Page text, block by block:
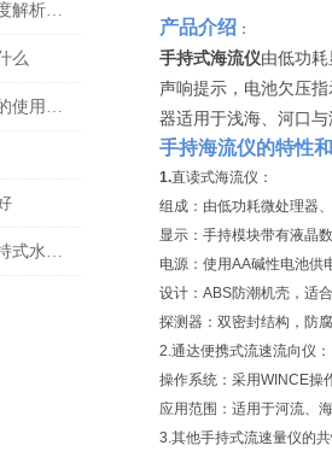
硅酸根分析仪技术指标深度解析：精准测量背后的科技力量
么
一体式化学发光成像系统的使用用途
霍尔德推出可定制参数手持式水质分析仪
产品介绍 ：
手持式海流仪由低功
声响提示，电池欠压
器适用于浅海、河口
手持海流仪的特性
1.直读式海流仪：
组成：由低功耗微处理器
显示：手持模块带有液晶
电源：使用AA碱性电池供
设计：ABS防潮机壳，适
探测器：双密封结构，防
2.通达便携式流速流向仪：
操作系统：采用WINCE操
应用范围：适用于河流、
3.其他手持式流速量仪的